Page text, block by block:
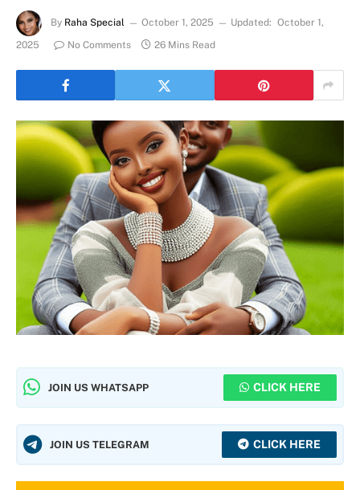
By Raha Special October 1, 2025 Updated: October 1,
2025
No Comments 26 Mins Read
JOIN US WHATSAPP CLICK HERE
JOIN US TELEGRAM CLICK HERE